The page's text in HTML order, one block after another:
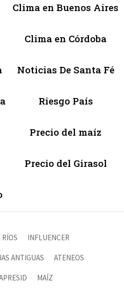
Clima en Buenos Aires
Clima en Córdoba
Noticias De Santa Fé
Riesgo País
Precio del maíz
Precio del Girasol
RÍOS INFLUENCER
ANTIGUAS ATENEOS
MAÍZ